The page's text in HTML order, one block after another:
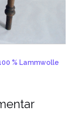
% Lammwolle